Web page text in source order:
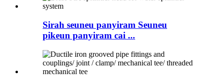
Sirah seuneu panyiram Seuneu
pikeun panyiram cai ...